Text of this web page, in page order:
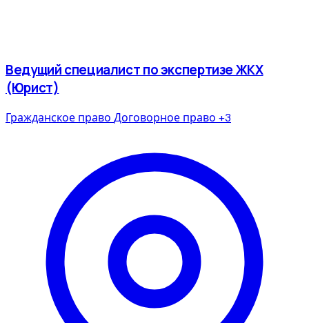
Ведущий специалист по экспертизе ЖКХ
(Юрист)
Гражданское право Договорное право +3